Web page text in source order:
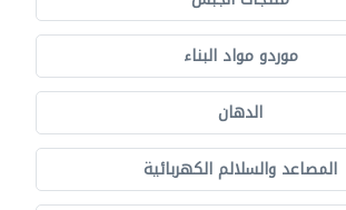
موردو مواد البناء
الدهان
المصاعد والسلالم الكهربائية